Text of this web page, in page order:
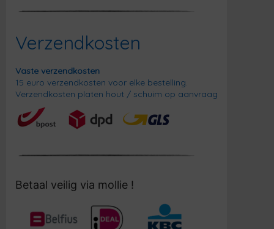
Verzendkosten
Vaste verzendkosten
15 euro verzendkosten voor elke bestelling.
Verzendkosten platen hout / schuim op aanvraag
Betaal veilig via mollie !